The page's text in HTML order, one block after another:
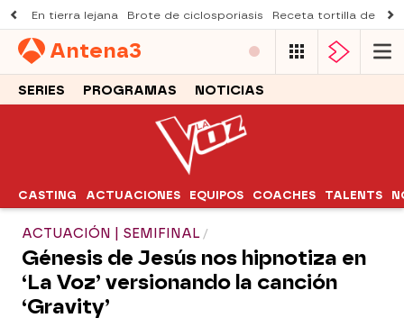
En tierra lejana Brote de ciclosporiasis Receta tortilla de
Antena3
SERIES PROGRAMAS NOTICIAS
CASTING ACTUACIONES EQUIPOS COACHES TALENTS
ACTUACIÓN | SEMIFINAL
Génesis de Jesús nos hipnotiza en
‘La Voz’ versionando la canción
‘Gravity’